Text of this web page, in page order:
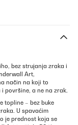
bez strujanja zraka i
Art,
način na koji to
površine, a ne na zrak.
topline – bez buke
U spavaćim
je prednost koja se